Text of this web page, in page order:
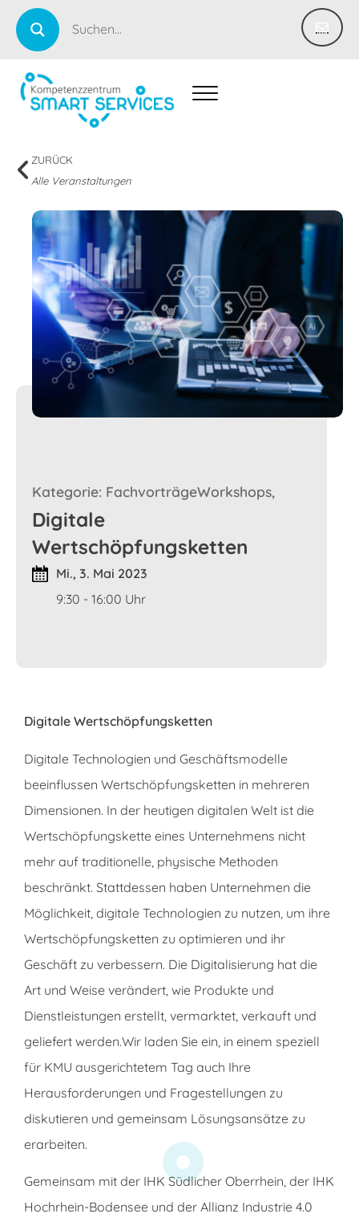
ZURÜCK
Alle Veranstaltungen
Kategorie: FachvorträgeWorkshops,
Digitale
Wertschöpfungsketten
Mi., 3. Mai 2023
9:30 - 16:00 Uhr
Digitale Wertschöpfungsketten
Digitale Technologien und Geschäftsmodelle
beeinflussen Wertschöpfungsketten in mehreren
Dimensionen. In der heutigen digitalen Welt ist die
Wertschöpfungskette eines Unternehmens nicht
mehr auf traditionelle, physische Methoden
beschränkt. Stattdessen haben Unternehmen die
Möglichkeit, digitale Technologien zu nutzen, um ihre
Wertschöpfungsketten zu optimieren und ihr
Geschäft zu verbessern. Die Digitalisierung hat die
Art und Weise verändert, wie Produkte und
Dienstleistungen erstellt, vermarktet, verkauft und
geliefert werden.Wir laden Sie ein, in einem speziell
für KMU ausgerichtetem Tag auch Ihre
Herausforderungen und Fragestellungen zu
diskutieren und gemeinsam Lösungsansätze zu
erarbeiten.
Gemeinsam mit der IHK Südlicher Oberrhein, der IHK
Hochrhein-Bodensee und der Allianz Industrie 4.0